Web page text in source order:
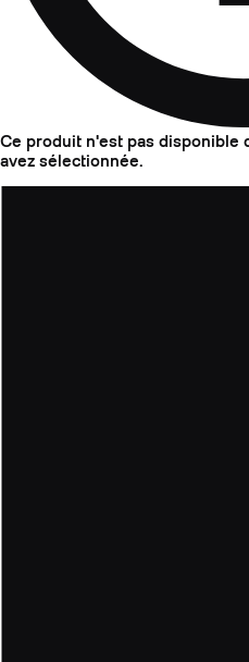
Ce produit n'est pas disponible
avez sélectionnée.